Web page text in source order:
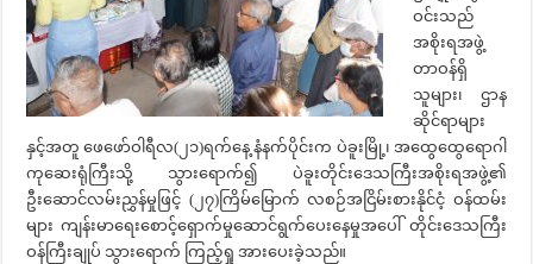
ဝင်းသည်
အစိုးရအဖွဲ့
တာဝန်ရှိ
သူများ၊ ဌာန
ဆိုင်ရာများ
နှင့်အတူ ဖေဖော်ဝါရီလ(၂၁)ရက်နေ့ နံနက်ပိုင်းက ပဲခူးမြို့၊ အထွေထွေရောဂါ
ကုဆေးရုံကြီးသို့ သွားရောက်၍ ပဲခူးတိုင်းဒေသကြီးအစိုးရအဖွဲ့၏
ဦးဆောင်လမ်းညွှန်မှုဖြင့် (၂၇)ကြိမ်မြောက် လစဉ်အငြိမ်းစားနိုင်ငံ့ ဝန်ထမ်း
များ ကျန်းမာရေးစောင့်ရှောက်မှုဆောင်ရွက်ပေးနေမှုအပေါ် တိုင်းဒေသကြီး
ဝန်ကြီးချုပ် သွားရောက် ကြည့်ရှု အားပေးခဲ့သည်။